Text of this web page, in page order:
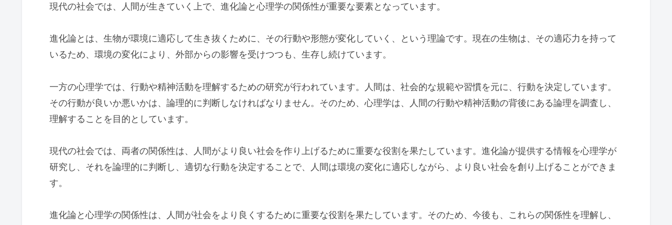
現代の社会では、人間が生きていく上で、進化論と心理学の関係性が重要な要素となっています。
進化論とは、生物が環境に適応して生き抜くために、その行動や形態が変化していく、という理論です。現在の生物は、その適応力を持って
いるため、環境の変化により、外部からの影響を受けつつも、生存し続けています。
一方の心理学では、行動や精神活動を理解するための研究が行われています。人間は、社会的な規範や習慣を元に、行動を決定しています。
その行動が良いか悪いかは、論理的に判断しなければなりません。そのため、心理学は、人間の行動や精神活動の背後にある論理を調査し、
理解することを目的としています。
現代の社会では、両者の関係性は、人間がより良い社会を作り上げるために重要な役割を果たしています。進化論が提供する情報を心理学が
研究し、それを論理的に判断し、適切な行動を決定することで、人間は環境の変化に適応しながら、より良い社会を創り上げることができま
す。
進化論と心理学の関係性は、人間が社会をより良くするために重要な役割を果たしています。そのため、今後も、これらの関係性を理解し、